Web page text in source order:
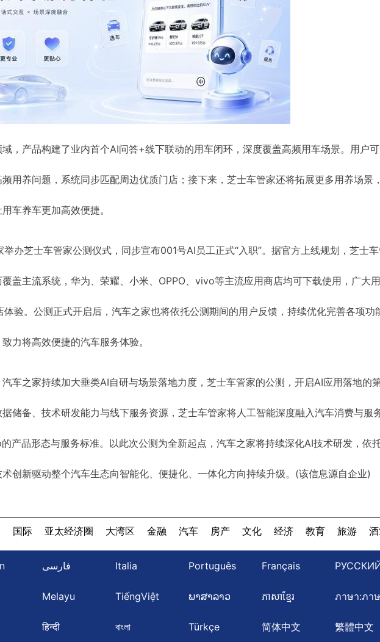
，产品构建了业内首个AI问答+线下联动的用车闭环，深度覆盖高频用车场景。用户
用养问题，系统同步匹配周边优质门店；接下来，芝士车管家还将拓展更多用养场景
车养车更加高效便捷。
办芝士车管家公测仪式，同步宣布001号AI员工正式“入职”。据官方上线规划，芝士
盖主流系统，华为、荣耀、小米、OPPO、vivo等主流应用商店均可下载使用，广大
验。公测正式开启后，汽车之家也将依托公测期间的用户反馈，持续优化完善各项功
力将高效便捷的汽车服务体验。
车之家持续加大垂类AI自研与场景落地力度，芝士车管家的公测，开启AI应用落地的第
储备、技术研发能力与线下服务资源，芝士车管家将人工智能深度融入汽车消费与服
产品形态与服务标准。以此次公测为全新起点，汽车之家将持续深化AI技术研发，依
创新驱动整个汽车生态向智能化、便捷化、一体化方向持续升级。(该信息源自企业)
国际 亚太经济圈 大湾区 金融 汽车 房产 文化 经济 教育 旅游
فارسی Italia Português Français
Melayu TiếngViệt ພາສາລາວ ភាសាខ្មែរ ภาษา:ภาษ
हिन्दी বাংলা Türkçe 简体中文 繁體中文